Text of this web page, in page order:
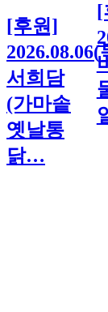
[후원]
2026.08.06(
서희담
(가마솥
옛날통
닭…